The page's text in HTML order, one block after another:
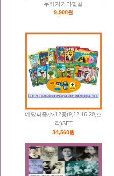
우리가가야할길
9,900원
예닮퍼즐小-12종(9,12,16,20,조
각)SET
34,560원